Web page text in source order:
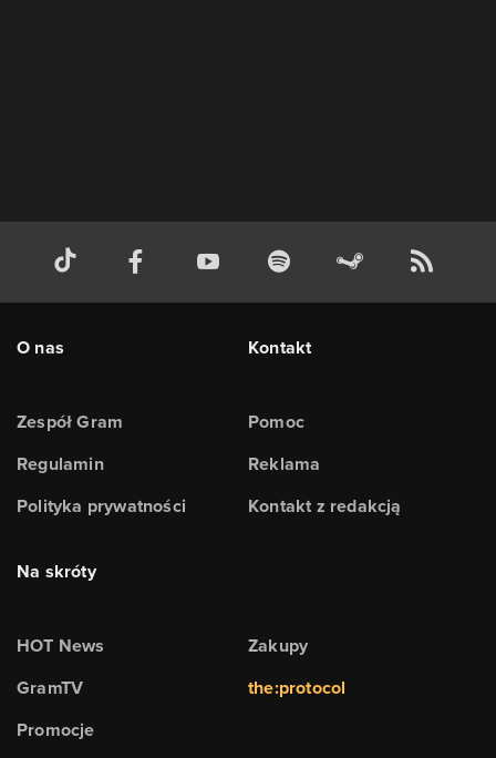
O nas
Zespół Gram
Regulamin
Polityka prywatności
Kontakt
Pomoc
Reklama
Kontakt z redakcją
Na skróty
HOT News
GramTV
Promocje
Zakupy
the:protocol